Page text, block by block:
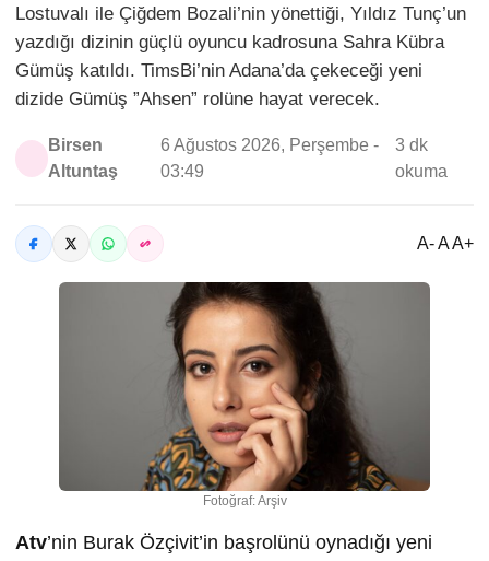
Lostuvalı ile Çiğdem Bozali’nin yönettiği, Yıldız Tunç’un
yazdığı dizinin güçlü oyuncu kadrosuna Sahra Kübra
Gümüş katıldı. TimsBi’nin Adana’da çekeceği yeni
dizide Gümüş ”Ahsen” rolüne hayat verecek.
Birsen
Altuntaş
6 Ağustos 2026, Perşembe -
03:49
3 dk
okuma
A- A A+
Fotoğraf: Arşiv
Atv’nin Burak Özçivit’in başrolünü oynadığı yeni